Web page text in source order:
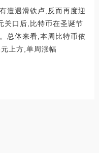
遭遇滑铁卢,反而再度迎
关口后,比特币在圣诞节
总体来看,本周比特币依
上方,单周涨幅